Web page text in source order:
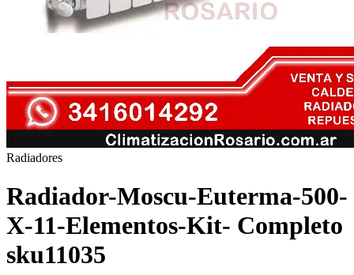
Radiadores
Radiador-Moscu-Euterma-500-
X-11-Elementos-Kit- Completo
sku11035